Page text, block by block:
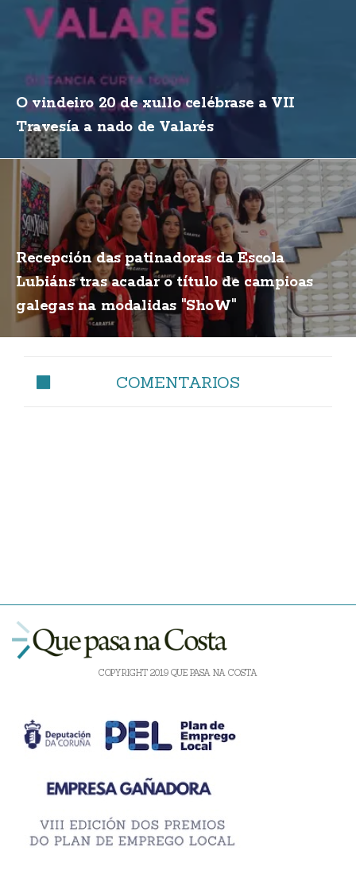
O vindeiro 20 de xullo celébrase a VII
Travesía a nado de Valarés
Recepción das patinadoras da Escola
Lubiáns tras acadar o título de campioas
galegas na modalidas "ShoW"
COMENTARIOS
COPYRIGHT 2019 QUE PASA NA COSTA